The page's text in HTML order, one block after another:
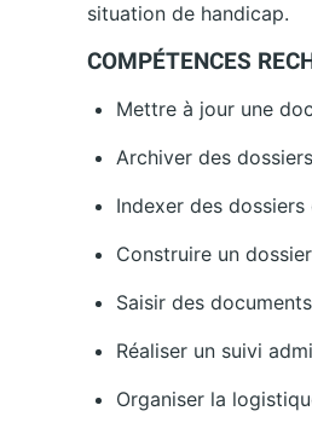
situation de handicap.
COMPÉTENCES
Mettre à jour une
Archiver des
Indexer des
Construire un
Saisir des
Réaliser un suivi
Organiser la